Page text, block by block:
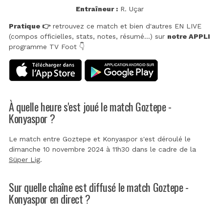
Entraîneur :R. Uçar
Pratique 👉retrouvez ce match et bien d'autres EN LIVE
(compos officielles, stats, notes, résumé...) sur notre APPLI
programme TV Foot 👇
À quelle heure s'est joué le match Goztepe -
Konyaspor ?
Le match entre Goztepe et Konyaspor s'est déroulé le
dimanche 10 novembre 2024 à 11h30 dans le cadre de la
Süper Lig.
Sur quelle chaîne est diffusé le match Goztepe -
Konyaspor en direct ?